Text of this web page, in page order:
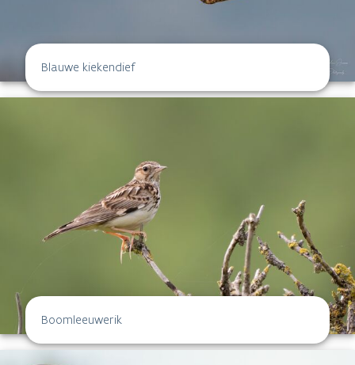
Blauwe kiekendief
Boomleeuwerik